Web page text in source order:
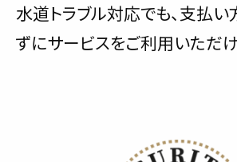
水道トラブル対応でも、支払
ずにサービスをご利用いただけ